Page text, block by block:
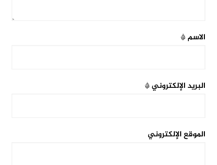
الاسم*
البريد الإلكتروني*
الموقع الإلكتروني